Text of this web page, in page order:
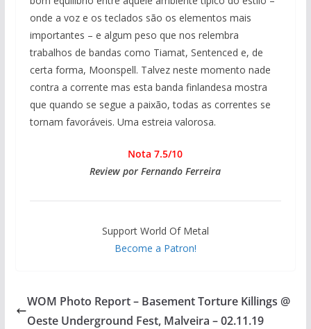
onde a voz e os teclados são os elementos mais
importantes – e algum peso que nos relembra
trabalhos de bandas como Tiamat, Sentenced e, de
certa forma, Moonspell. Talvez neste momento nade
contra a corrente mas esta banda finlandesa mostra
que quando se segue a paixão, todas as correntes se
tornam favoráveis. Uma estreia valorosa.
Nota 7.5/10
Review por Fernando Ferreira
Support World Of Metal
Become a Patron!
WOM Photo Report – Basement Torture Killings @
Oeste Underground Fest, Malveira – 02.11.19